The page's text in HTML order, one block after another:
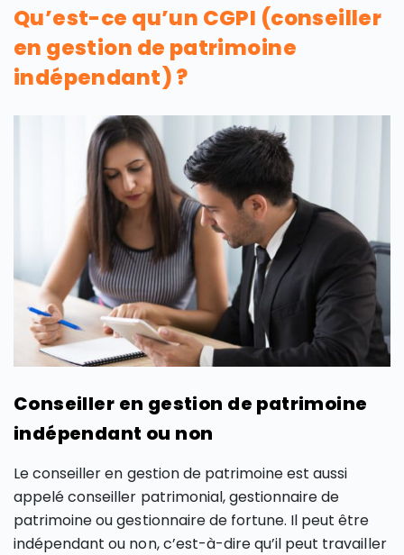
Qu’est-ce qu’un CGPI (conseiller
en gestion de patrimoine
indépendant) ?
Conseiller en gestion de patrimoine
indépendant ou non
Le conseiller en gestion de patrimoine est aussi
appelé conseiller patrimonial, gestionnaire de
patrimoine ou gestionnaire de fortune. Il peut être
indépendant ou non, c’est-à-dire qu’il peut travailler